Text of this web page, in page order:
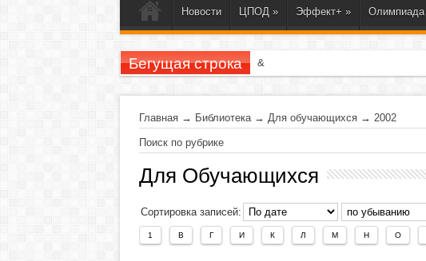
Новости ЦПОД » Эффект+ » Олимпиада
Бегущая строка 23-26 ноября
Главная→ Библиотека→ Для обучающихся→ 2002
Поиск по рубрике
Для Обучающихся
Сортировка записей:
1 В Г И К Л М Н О